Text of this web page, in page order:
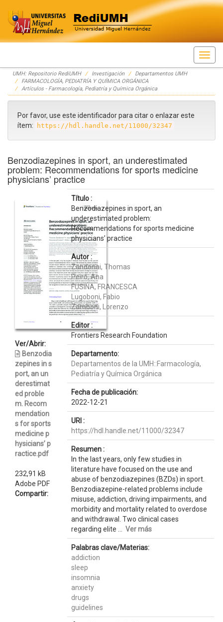
Skip
navigation
UMH: Repositorio RediUMH Investigación
Departamentos UMH
FARMACOLOGÍA, PEDIATRÍA Y QUÍMICA ORGÁNICA
Artículos - Farmacología, Pediatría y Química Orgánica
Por favor, use este identificador para citar o enlazar este
ítem:
https://hdl.handle.net/11000/32347
Benzodiazepines in sport, an underestimated
problem: Recommendations for sports medicine
physicians’ practice
Ver/Abrir:
Benzodia
zepines in s
port, an un
derestimat
ed proble
m. Recom
mendation
s for sports
medicine p
hysicians’ p
ractice.pdf
232,91 kB
Adobe PDF
Compartir:
Título :
Benzodiazepines in sport, an
underestimated problem:
Recommendations for sports medicine
physicians’ practice
Autor :
Zandonai, Thomas
Peiró, Ana
FUSINA, FRANCESCA
Lugoboni, Fabio
Zamboni, Lorenzo
Editor :
Frontiers Research Foundation
Departamento:
Departamentos de la UMH::Farmacología,
Pediatría y Química Orgánica
Fecha de publicación:
2022-12-21
URI :
https://hdl.handle.net/11000/32347
Resumen :
In the last years, only few studies in
literature have focused on the use and
abuse of benzodiazepines (BZDs) in sport.
Benzodiazepine-related problems include
misuse, addiction, driving impairments, and
morbidity and mortality related to overdose
and withdrawal. Two clinical cases
regarding elite ... Ver más
Palabras clave/Materias:
addiction
sleep
insomnia
anxiety
drugs
guidelines